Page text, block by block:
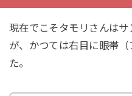
現在でこそタモリさんは
が、かつては右目に眼帯
た。